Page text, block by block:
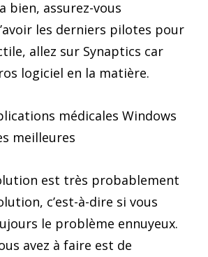
bien, assurez-vous
les derniers pilotes pour
allez sur Synaptics car
logiciel en la matière.
médicales Windows
meilleures
est très probablement
c’est-à-dire si vous
le problème ennuyeux.
avez à faire est de